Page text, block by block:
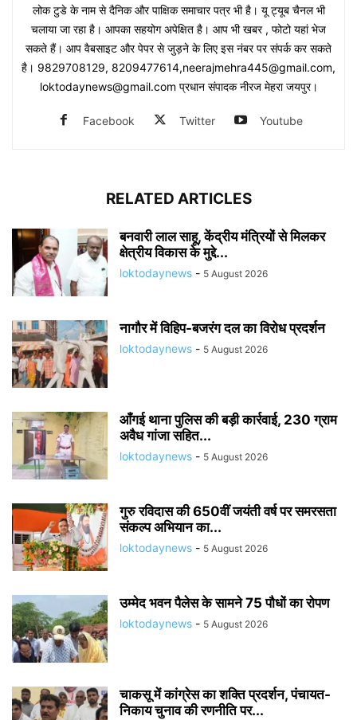
लोक टुडे के नाम से दैनिक और पाक्षिक समाचार पत्र भी है। यू ट्यूब चैनल भी
चलाया जा रहा है। आपका सहयोग अपेक्षित है। आप भी खबर , फोटो यहां भेज
सकते हैं। आप वैबसाइट और पेपर से जुड़ने के लिए इस नंबर पर संपर्क कर सकते
है। 9829708129, 8209477614,neerajmehra445@gmail.com,
loktodaynews@gmail.com प्रधान संपादक नीरज मेहरा जयपुर।
Facebook Twitter Youtube
RELATED ARTICLES
बनवारी लाल साहू, केंद्रीय मंत्रियों से मिलकर
क्षेत्रीय विकास के मुद्दे...
loktodaynews - 5 August 2026
नागौर में विहिप-बजरंग दल का विरोध प्रदर्शन
loktodaynews - 5 August 2026
आँगई थाना पुलिस की बड़ी कार्रवाई, 230 ग्राम
अवैध गांजा सहित...
loktodaynews - 5 August 2026
गुरु रविदास की 650वीं जयंती वर्ष पर समरसता
संकल्प अभियान का...
loktodaynews - 5 August 2026
उम्मेद भवन पैलेस के सामने 75 पौधों का रोपण
loktodaynews - 5 August 2026
चाकसू में कांग्रेस का शक्ति प्रदर्शन, पंचायत-
निकाय चुनाव की रणनीति पर...